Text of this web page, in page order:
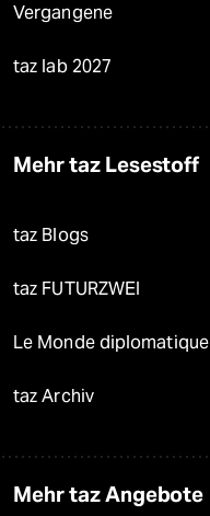
Vergangene
taz lab 2027
Mehr taz Lesestoff
taz Blogs
taz FUTURZWEI
Le Monde diplomatique
taz Archiv
Mehr taz Angebote